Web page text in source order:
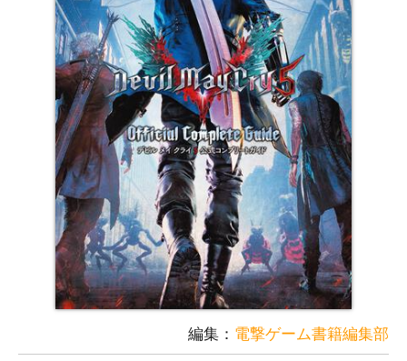
編集： 電撃ゲーム書籍編集部